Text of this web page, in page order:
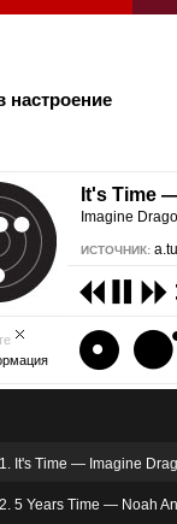
настроение
It's Time
Imagine
ИСТОЧНИК:
1. It's Time — Imagine
2. 5 Years Time — Noah